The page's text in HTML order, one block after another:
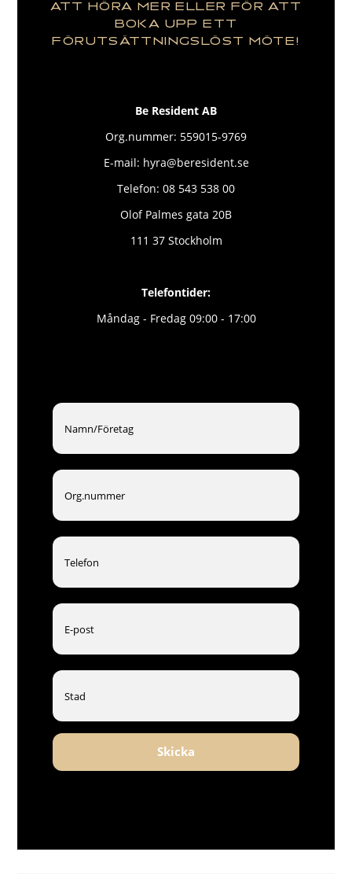
ATT HÖRA MER ELLER FÖR ATT
BOKA UPP ETT
FÖRUTSÄTTNINGSLÖST MÖTE!
Be Resident AB
Org.nummer: 559015-9769
E-mail: hyra@beresident.se
Telefon: 08 543 538 00
Olof Palmes gata 20B
111 37 Stockholm
Telefontider:
Måndag - Fredag 09:00 - 17:00
Skicka